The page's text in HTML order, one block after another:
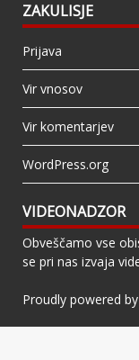
ZAKULISJE
Prijava
Vir vnosov
Vir komentarjev
WordPress.org
VIDEONADZOR
Obveščamo vse
se pri nas izvaja
Proudly powered